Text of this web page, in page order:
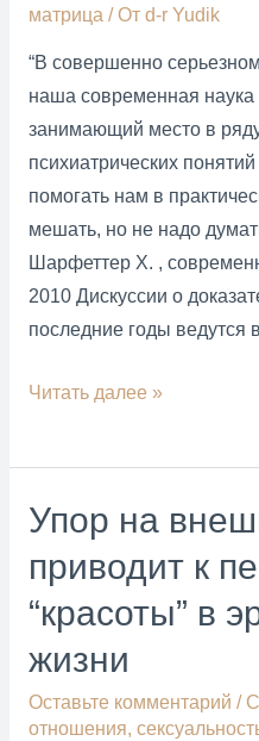
матрица / От d-r Yudik
“В совершенно
наша современная
занимающий место в
психиатрических
помогать нам в
мешать, но не надо
Шарфеттер Х. ,
2010 Дискуссии о
последние годы ведутся
Научный
Доказательная
медицина
понимании
и
терапии
психических
Читать далее »
Упор на
приводит к
“красоты” в
жизни
Оставьте комментарий /
отношения,